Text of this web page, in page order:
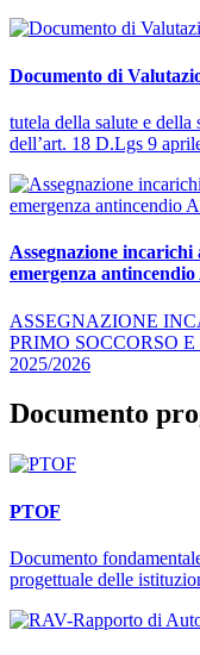
Documento di
tutela della salute e
dell’art. 18 D.Lgs 9
Assegnazione
emergenza antincendio
ASSEGNAZIONE
PRIMO SOCCORSO
2025/2026
Documento
PTOF
Documento
progettuale delle